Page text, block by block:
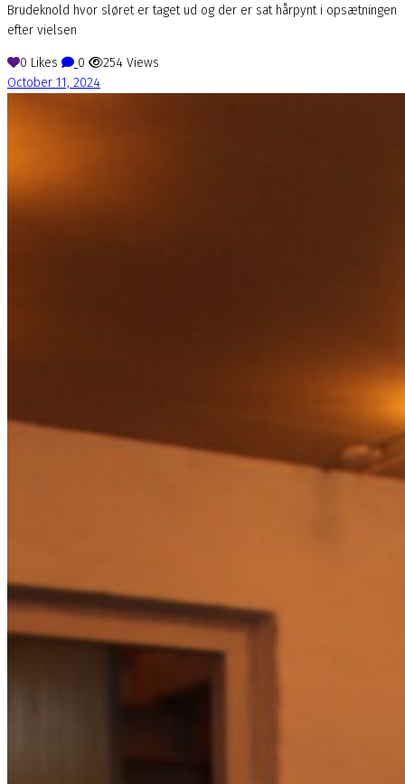
Brudeknold hvor sløret er taget ud og der er sat hårpynt i opsætningen
efter vielsen
0 Likes 0 254 Views
October 11, 2024